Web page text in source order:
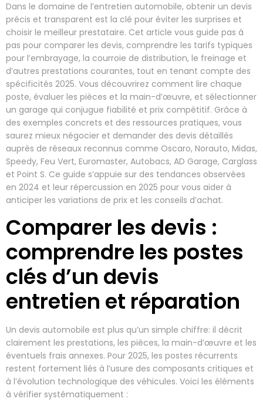
Dans le domaine de l’entretien automobile, obtenir un devis
précis et transparent est la clé pour éviter les surprises et
choisir le meilleur prestataire. Cet article vous guide pas à
pas pour comparer les devis, comprendre les tarifs typiques
pour l’embrayage, la courroie de distribution, le freinage et
d’autres prestations courantes, tout en tenant compte des
spécificités 2025. Vous découvrirez comment lire chaque
poste, évaluer les pièces et la main-d’œuvre, et sélectionner
un garage qui conjugue fiabilité et prix compétitif. Grâce à
des exemples concrets et des ressources pratiques, vous
saurez mieux négocier et demander des devis détaillés
auprès de réseaux reconnus comme Oscaro, Norauto, Midas,
Speedy, Feu Vert, Euromaster, Autobacs, AD Garage, Carglass
et Point S. Ce guide s’appuie sur des tendances observées
en 2024 et leur répercussion en 2025 pour vous aider à
anticiper les variations de prix et les conseils d’achat.
Comparer les devis :
comprendre les postes
clés d’un devis
entretien et réparation
Un devis automobile est plus qu’un simple chiffre: il décrit
clairement les prestations, les pièces, la main-d’œuvre et les
éventuels frais annexes. Pour 2025, les postes récurrents
restent fortement liés à l’usure des composants critiques et
à l’évolution technologique des véhicules. Voici les éléments
à vérifier systématiquement :